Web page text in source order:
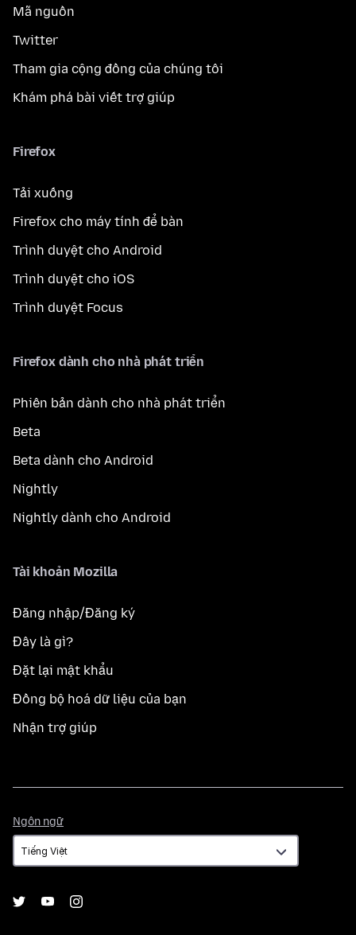
Mã nguồn
Twitter
Tham gia cộng đồng của chúng tôi
Khám phá bài viết trợ giúp
Firefox
Tải xuống
Firefox cho máy tính để bàn
Trình duyệt cho Android
Trình duyệt cho iOS
Trình duyệt Focus
Firefox dành cho nhà phát triển
Phiên bản dành cho nhà phát triển
Beta
Beta dành cho Android
Nightly
Nightly dành cho Android
Tài khoản Mozilla
Đăng nhập/Đăng ký
Đây là gì?
Đặt lại mật khẩu
Đồng bộ hoá dữ liệu của bạn
Nhận trợ giúp
Ngôn ngữ
ngữ